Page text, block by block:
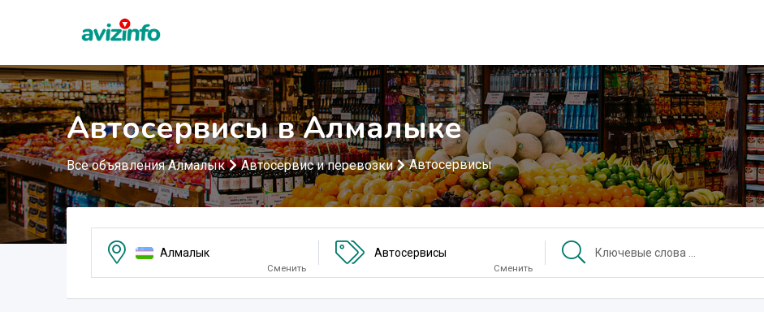
Автосервисы в Алмалыке
Все объявления Алмалык Автосервис и перевозки Автосервисы
Алмалык
Сменить
Автосервисы
Сменить